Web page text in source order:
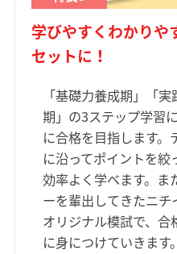
学びやすくわかりや
セットに！
「基礎力養成期」「
期」の3ステップ学習
に合格を目指します
に沿ってポイントを
効率よく学べます。ま
ーを輩出してきたニ
オリジナル模試で、
に身につけていきます。